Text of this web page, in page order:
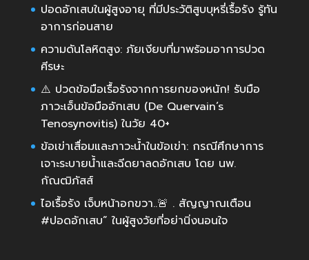
ปอดอักเสบในผู้สูงอายุ ที่มีประวัติสูบบุหรี่เรื้อรัง รู้ทัน
อาการก่อนสาย
ความดันโลหิตสูง: ภัยเงียบที่มาพร้อมอาการปวด
ศีรษะ
⚠️ ปวดข้อมือเรื้อรังจากการยกของหนัก! รับมือ
ภาวะเอ็นข้อมืออักเสบ (De Quervain’s
Tenosynovitis) ในวัย 40+
ข้อเข่าเสื่อมและภาวะน้ำในข้อเข่า: กรณีศึกษาการ
เจาะระบายน้ำและฉีดยาลดอักเสบ โดย นพ.
กัณฒิภัสส์
ไอเรื้อรัง เจ็บหน้าอกขวา..🚨 . สัญญาณเตือน
#ปอดอักเสบ” ในผู้สูงวัยที่อย่านิ่งนอนใจ